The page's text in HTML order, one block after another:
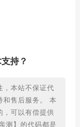
持？
，本站不保证代
和售后服务。 本
，可以有偿提供
测】的代码都是